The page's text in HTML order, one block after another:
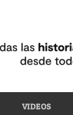
VIDEOS